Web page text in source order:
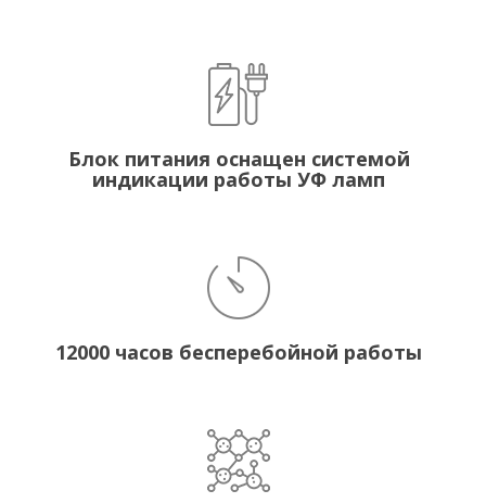
Блок питания оснащен системой
индикации работы УФ ламп
12000 часов бесперебойной работы